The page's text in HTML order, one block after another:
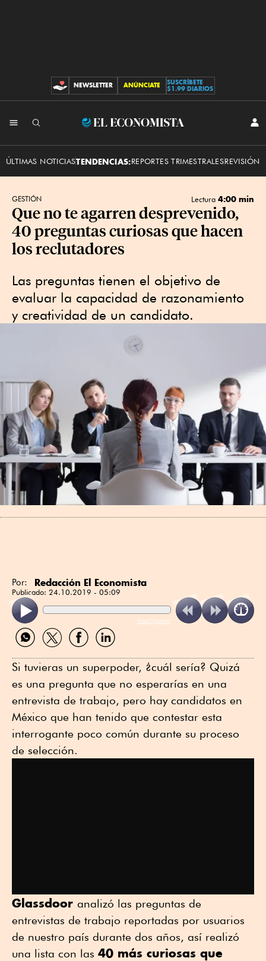
CONTRIBUCIONES
NEWSLETTER ANÚNCIATE
SUSCRÍBETE
$1.99 DIARIOS
El
ÚLTIMAS NOTICIASTENDENCIAS:REPORTES TRIMESTRALESREVISIÓN
GESTIÓN Lectura 4:00 min
Que no te agarren desprevenido,
40 preguntas curiosas que hacen
los reclutadores
Las preguntas tienen el objetivo de
evaluar la capacidad de razonamiento
y creatividad de un candidato.
Por: Redacción El Economista
Publicado: 24.10.2019 - 05:09
ReadSpeaker
Compartir
por
Compartir
por
Compartir
por
Compartir
por
Si tuvieras un superpoder, ¿cuál sería? Quizá
es una pregunta que no esperarías en una
entrevista de trabajo, pero hay candidatos en
México que han tenido que contestar esta
interrogante poco común durante su proceso
de selección.
Glassdoor analizó las preguntas de
entrevistas de trabajo reportadas por usuarios
de nuestro país durante dos años, así realizó
una lista con las 40 más curiosas que